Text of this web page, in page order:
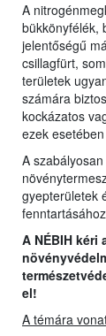
A
bükkönyfélék,
jelentőségű
csillagfürt,
területek
számára
kockázatos
ezek
A
gyepterületek
A NÉBIH kéri
el!
A témára